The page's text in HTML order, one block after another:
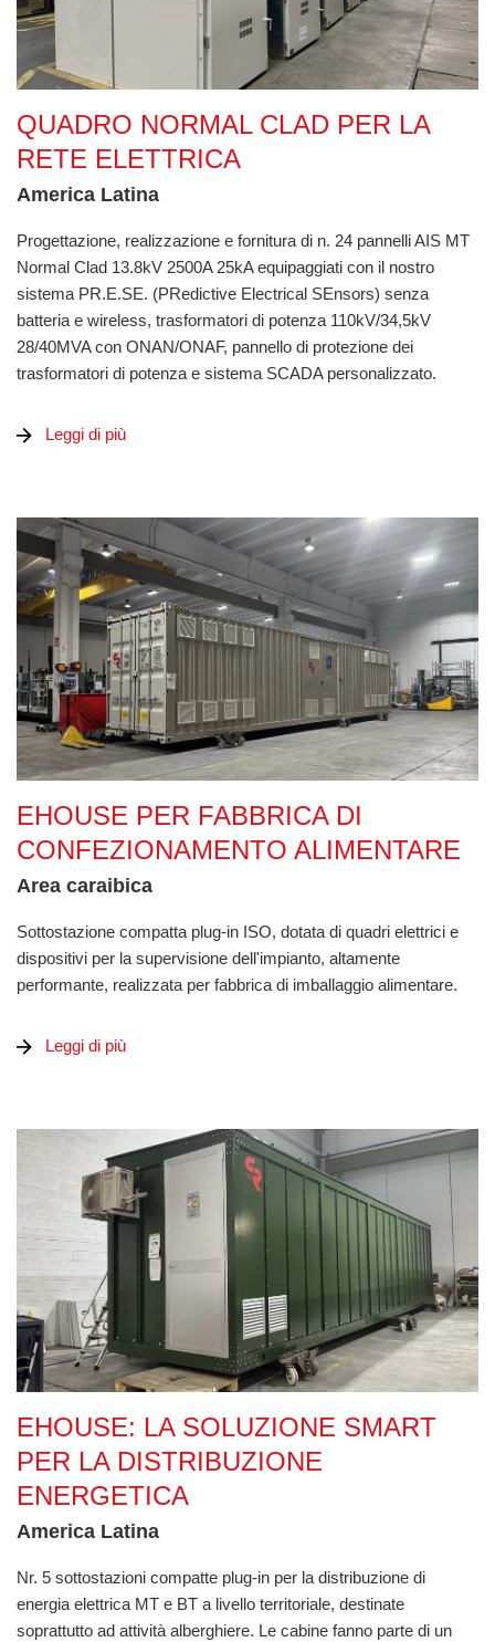
QUADRO NORMAL CLAD PER LA
RETE ELETTRICA
America Latina
Progettazione, realizzazione e fornitura di n. 24 pannelli AIS MT
Normal Clad 13.8kV 2500A 25kA equipaggiati con il nostro
sistema PR.E.SE. (PRedictive Electrical SEnsors) senza
batteria e wireless, trasformatori di potenza 110kV/34,5kV
28/40MVA con ONAN/ONAF, pannello di protezione dei
trasformatori di potenza e sistema SCADA personalizzato.
Leggi di più
EHOUSE PER FABBRICA DI
CONFEZIONAMENTO ALIMENTARE
Area caraibica
Sottostazione compatta plug-in ISO, dotata di quadri elettrici e
dispositivi per la supervisione dell'impianto, altamente
performante, realizzata per fabbrica di imballaggio alimentare.
Leggi di più
EHOUSE: LA SOLUZIONE SMART
PER LA DISTRIBUZIONE
ENERGETICA
America Latina
Nr. 5 sottostazioni compatte plug-in per la distribuzione di
energia elettrica MT e BT a livello territoriale, destinate
soprattutto ad attività alberghiere. Le cabine fanno parte di un